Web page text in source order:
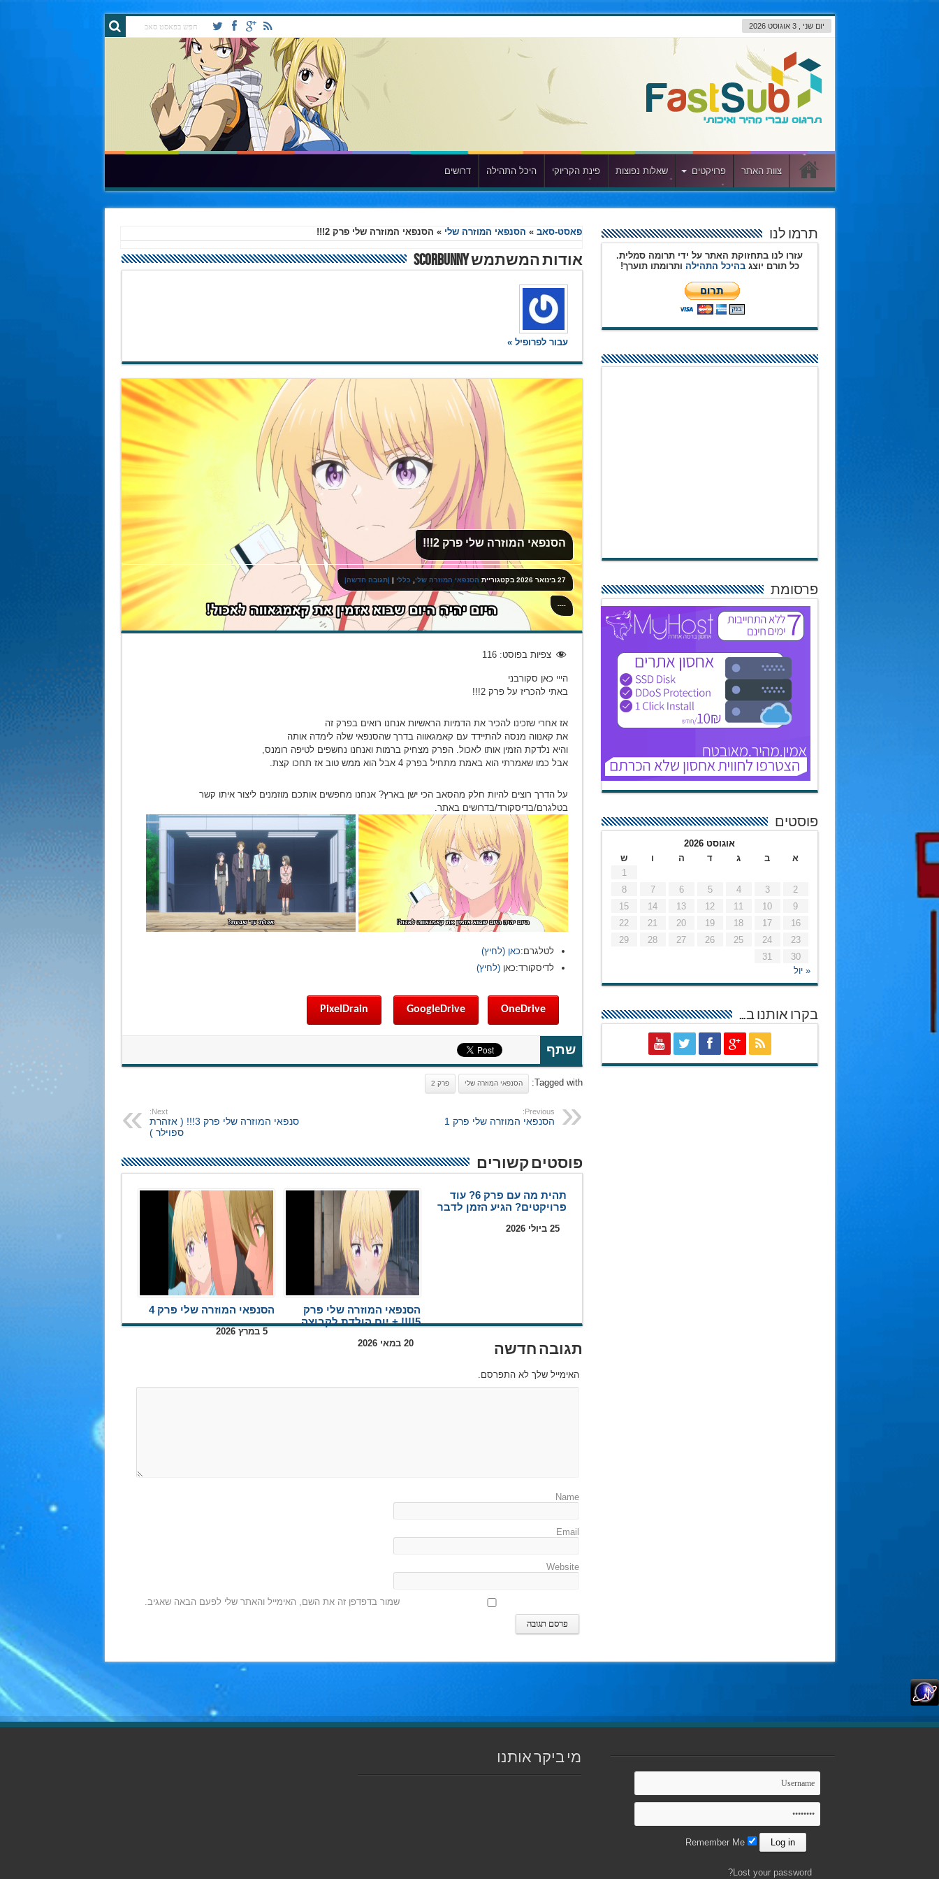
יום שני , 3 אוגוסט 2026
צוות האתר פרויקטים שאלות נפוצות פינת הקריוקי היכל התהילה דרושים
פאסט-סאב » הסנפאי המוזרה שלי » הסנפאי המוזרה שלי פרק 2!!!
אודות המשתמש scorbunny
עבור לפרופיל »
הסנפאי המוזרה שלי פרק 2!!!
27 בינואר 2026 בקטגוריית הסנפאי המוזרה שלי כללי | |תגובה חדשה|
----
צפיות בפוסט: 116
הייי כאן סקורבני
באתי להכריז על פרק 2!!!
אז אחרי שזכינו להכיר את הדמיות הראשיות אנחנו רואים בפרק זה
את קאנווה מנסה להתיידד עם קאמגאווה בדרך שהסנפאי שלה לימדה אותה
והיא נלדקת הזמין אותו לאכול. הפרק מצחיק ברמות ואנחנו נחשפים לטיפה רומנס,
אבל כמו שאמרתי הוא באמת מתחיל בפרק 4 אבל הוא ממש טוב אז תחכו קצת.
על הדרך רוצים להיות חלק מהסאב הכי ישן בארץ? אנחנו מחפשים אותכם מוזמנים ליצור איתו קשר
בטלגרם/בדיסקורד/בדרושים באתר.
לטלגרם:כאן (לחיץ)
לדיסקורד:כאן(לחיץ)
OneDrive
GoogleDrive
PixelDrain
שתף
Tagged with: הסנפאי המוזרה שלי פרק 2
Previous:
הסנפאי המוזרה שלי פרק 1
Next:
סנפאי המוזרה שלי פרק 3!!! ( אזהרת
ספוילר )
פוסטים קשורים
תהית מה עם פרק 6? עוד
פרויקטים? הגיע הזמן לדבר
25 ביולי 2026
הסנפאי המוזרה שלי פרק
5!!!! + יום הולדת לקבוצה
20 במאי 2026
הסנפאי המוזרה שלי פרק 4
5 במרץ 2026
תגובה חדשה
האימייל שלך לא התפרסם.
Name
Email
Website
שמור בדפדפן זה את השם, האימייל והאתר שלי לפעם הבאה שאגיב.
תרמו לנו
עזרו לנו בתחזוקת האתר על ידי תרומה סמלית.
כל תורם יוצגבהיכל התהילה ותרומתו תוערך!
פרסומת
פוסטים
אוגוסט 2026
א
ב ג ד ה ו
ש
1
2
3
4
5
6
7
8
9
10
11
12
13
14
15
16
17
18
19
20
21
22
23
24
25
26
27
28
29
30
31
« יול
בקרו אותנו ב…
Remember Me
Lost your password?
מי ביקר אותנו